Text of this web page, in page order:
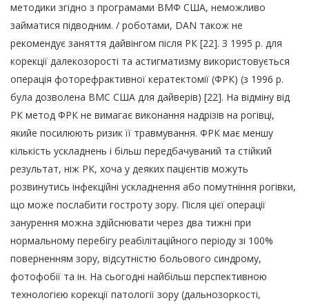
методики згідно з програмами ВМФ США, неможливо
займатися підводним. / роботами, DAN також не
рекомендує заняття дайвінгом після РК [22]. З 1995 р. для
корекції далекозорості та астигматизму використовується
операція фоторефрактивної кератектомії (ФРК) (з 1996 р.
була дозволена ВМС США для дайверів) [22]. На відміну від
РК метод ФРК не вимагає виконання надрізів на рогівці,
якийе посилюють ризик її травмування. ФРК має меншу
кількість ускладнень і більш передбачуваний та стійкий
результат, ніж РК, хоча у деяких пацієнтів можуть
розвинутись інфекційні ускладнення або помутніння рогівки,
що може послабити гостроту зору. Після цієї операції
занурення можна здійснювати через два тижні при
нормальному перебігу реабілітаційного періоду зі 100%
поверненням зору, відсутністю больового синдрому,
фотофобії та ін. На сьогодні найбільш перспективною
технологією корекції патології зору (дальнозоркості,